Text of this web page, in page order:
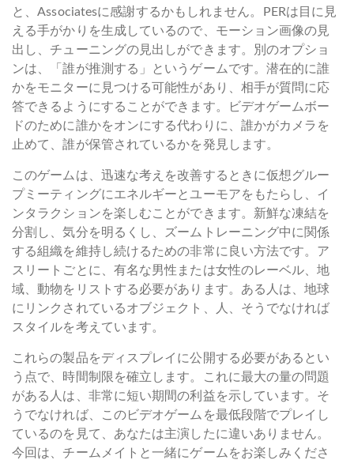
と、Associatesに感謝するかもしれません。PERは目に見
える手がかりを生成しているので、モーション画像の見
出し、チューニングの見出しができます。別のオプショ
ンは、「誰が推測する」というゲームです。潜在的に誰
かをモニターに見つける可能性があり、相手が質問に応
答できるようにすることができます。ビデオゲームボー
ドのために誰かをオンにする代わりに、誰かがカメラを
止めて、誰が保管されているかを発見します。
このゲームは、迅速な考えを改善するときに仮想グルー
プミーティングにエネルギーとユーモアをもたらし、イ
ンタラクションを楽しむことができます。新鮮な凍結を
分割し、気分を明るくし、ズームトレーニング中に関係
する組織を維持し続けるための非常に良い方法です。ア
スリートごとに、有名な男性または女性のレーベル、地
域、動物をリストする必要があります。ある人は、地球
にリンクされているオブジェクト、人、そうでなければ
スタイルを考えています。
これらの製品をディスプレイに公開する必要があるとい
う点で、時間制限を確立します。これに最大の量の問題
がある人は、非常に短い期間の利益を示しています。そ
うでなければ、このビデオゲームを最低段階でプレイし
ているのを見て、あなたは主演したに違いありません。
今回は、チームメイトと一緒にゲームをお楽しみくださ